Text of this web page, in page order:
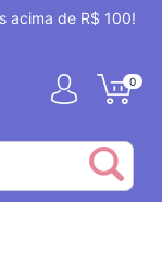
É sua primeira
0